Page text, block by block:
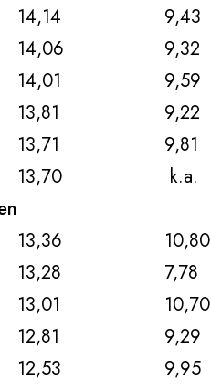
14,14
9,43
14,06
9,32
14,01
9,59
13,81
9,22
13,71
9,81
13,70
k.a.
13,36
10,80
13,28
7,78
13,01
10,70
12,81
9,29
12,53
9,95